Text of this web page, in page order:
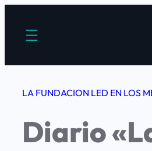
LA FUNDACION LED EN LOS
Diario